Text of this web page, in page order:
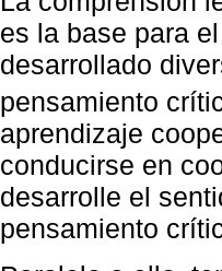
es la base para
desarrollado
pensamiento
aprendizaje
conducirse en
desarrolle el
pensamiento